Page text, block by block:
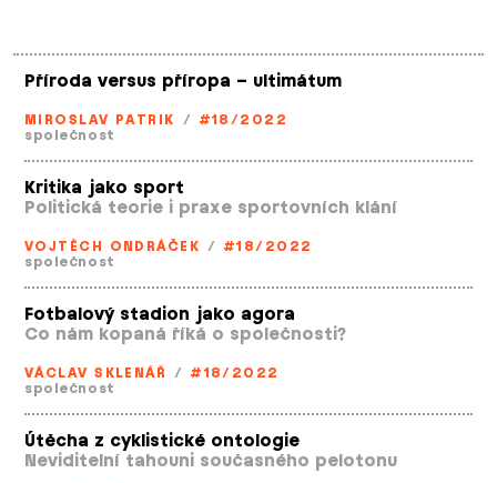
Příroda versus příropa – ultimátum
MIROSLAV PATRIK / #18/2022
společnost
Kritika jako sport
Politická teorie i praxe sportovních klání
VOJTĚCH ONDRÁČEK / #18/2022
společnost
Fotbalový stadion jako agora
Co nám kopaná říká o společnosti?
VÁCLAV SKLENÁŘ / #18/2022
společnost
Útěcha z cyklistické ontologie
Neviditelní tahouni současného pelotonu